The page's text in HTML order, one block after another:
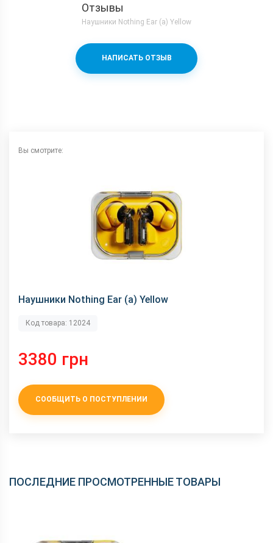
Отзывы
Наушники Nothing Ear (a) Yellow
НАПИСАТЬ ОТЗЫВ
Вы смотрите:
Наушники Nothing Ear (a) Yellow
Код товара: 12024
3380 грн
СООБЩИТЬ О ПОСТУПЛЕНИИ
ПОСЛЕДНИЕ ПРОСМОТРЕННЫЕ ТОВАРЫ